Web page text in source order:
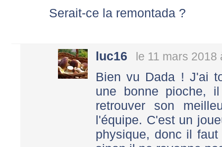
Serait-ce la remontada ?
luc16 le 11 mars 2018
Bien vu Dada ! J'ai
une bonne pioche,
retrouver son
l'équipe. C'est un
physique, donc il